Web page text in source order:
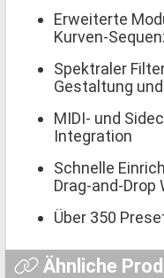
Erweiterte
Kurven-
Spektraler
Gestaltung
MIDI- und
Integration
Schnelle
Drag-and-Drop
Über 350
Ähnliche